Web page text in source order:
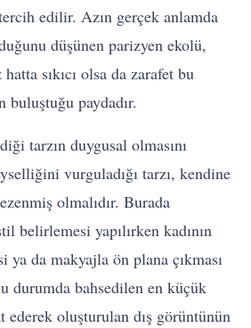
edilir. Azın gerçek anlamda
düşünen parizyen ekolü,
sıkıcı olsa da zarafet bu
buluştuğu paydadır.
tarzın duygusal olmasını
vurguladığı tarzı, kendine
olmalıdır. Burada
belirlemesi yapılırken kadının
ya da makyajla ön plana çıkması
durumda bahsedilen en küçük
ederek oluşturulan dış görüntünün